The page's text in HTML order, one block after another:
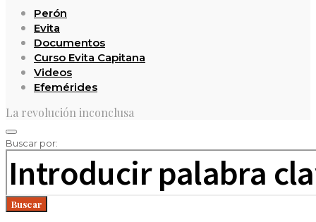
Perón
Evita
Documentos
Curso Evita Capitana
Videos
Efemérides
La revolución inconclusa
Buscar por:
Buscar